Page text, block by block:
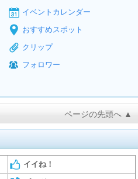
イベントカレンダー
おすすめスポット
クリップ
フォロワー
ページの先頭へ ▲
イイね！